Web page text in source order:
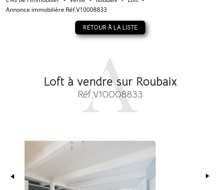
Annonce immobilière Réf.V10008833
RETOUR À LA LISTE
Loft à vendre sur Roubaix
Réf.V10008833
Précédent